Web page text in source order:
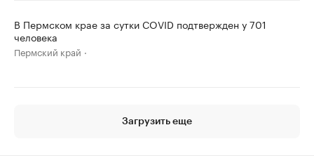
В Пермском крае за сутки COVID подтвержден у 701
человека
Пермский край
Загрузить еще